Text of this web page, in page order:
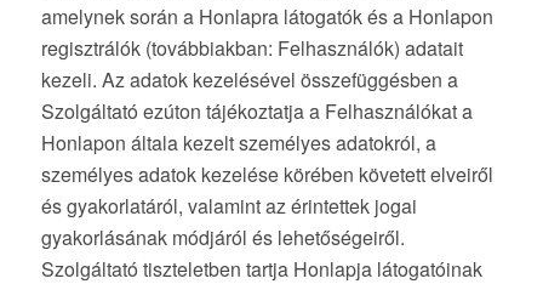
amelynek során a Honlapra látogatók és a Honlapon
regisztrálók (továbbiakban: Felhasználók) adatait
kezeli. Az adatok kezelésével összefüggésben a
Szolgáltató ezúton tájékoztatja a Felhasználókat a
Honlapon általa kezelt személyes adatokról, a
személyes adatok kezelése körében követett elveiről
és gyakorlatáról, valamint az érintettek jogai
gyakorlásának módjáról és lehetőségeiről.
Szolgáltató tiszteletben tartja Honlapja látogatóinak